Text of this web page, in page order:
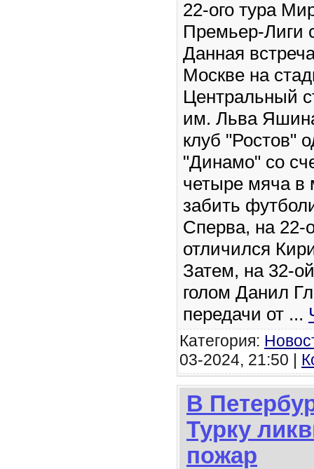
22-ого тура
Премьер-Лиги
Данная
Москве на
Центральный
им. Льва
клуб "Ростов"
"Динамо" со
четыре мяча в
забить
Сперва, на 22-
отличился
Затем, на 32-
голом Данил
передачи от ...
Категория:
03-2024, 21:50 |
В
Турку
пожар